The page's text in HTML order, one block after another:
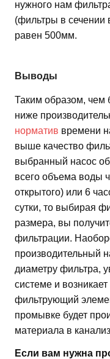
нужного нам
(фильтры в сечении
равен 500мм.
Выводы
Таким образом, чем
ниже
норматив времени
выше качество
выбранный насос
всего объема воды
открытого) или 6
сутки, то выбирая
размера, вы
фильтрации.
производительный
диаметру фильтра,
системе и
фильтрующий
промывке будет
материала в
Если вам нужна